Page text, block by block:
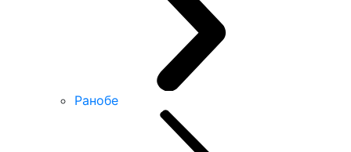
Ранобе